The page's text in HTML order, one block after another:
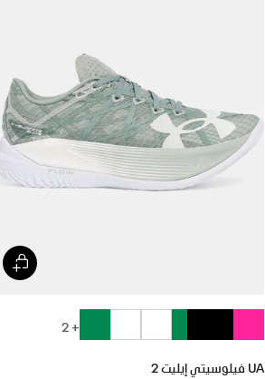
+ 2
UA فيلوسيتي إيليت 2